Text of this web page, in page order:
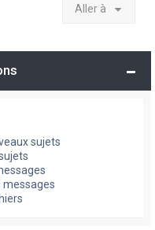
Aller à
sujets
messages